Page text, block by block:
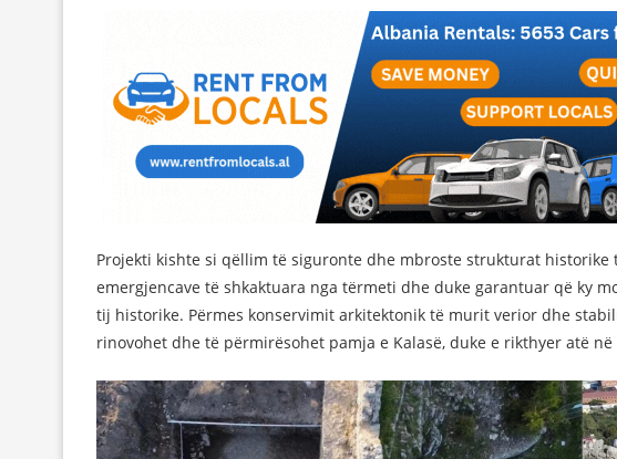
Projekti kishte si qëllim të siguronte dhe mbroste strukturat historike
emergjencave të shkaktuara nga tërmeti dhe duke garantuar që ky
tij historike. Përmes konservimit arkitektonik të murit verior dhe
rinovohet dhe të përmirësohet pamja e Kalasë, duke e rikthyer atë